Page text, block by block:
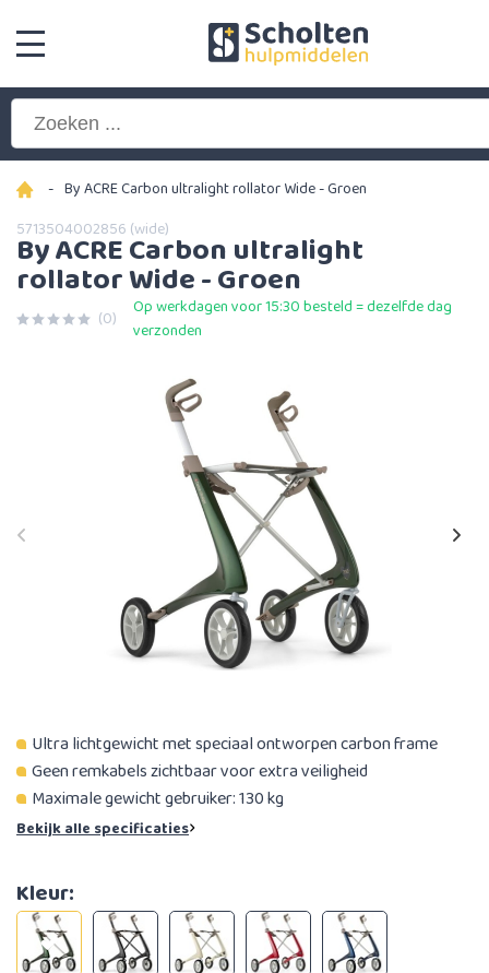
- By ACRE Carbon ultralight rollator Wide - Groen
5713504002856 (wide)
By ACRE Carbon ultralight
rollator Wide - Groen
(0)
Op werkdagen voor 15:30 besteld = dezelfde dag
verzonden
Ultra lichtgewicht met speciaal ontworpen carbon frame
Geen remkabels zichtbaar voor extra veiligheid
Maximale gewicht gebruiker: 130 kg
Bekijk alle specificaties
Kleur: